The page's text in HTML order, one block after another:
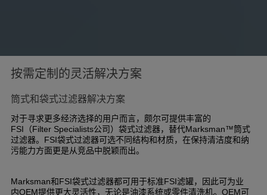
按需定制的灵活解决方案
筒式和袋式过滤器解决方案
对于寻求更多经济选择的用户而言，颇尔可提供丰富的
FSI （Filter Specialists公司）袋式过滤器，替代Marksman™筒式
过滤器。
FSI袋式过滤器可选不同结构和材质，在保持清洁度和纳
污能力方面更是从竞品中脱颖而出。
Marksman和FSI袋式过滤器都可用于标准FSI滤罐，因此可为业
内OEM提供更大灵活性，无论是油漆系统或零件清洗机。 OEM可